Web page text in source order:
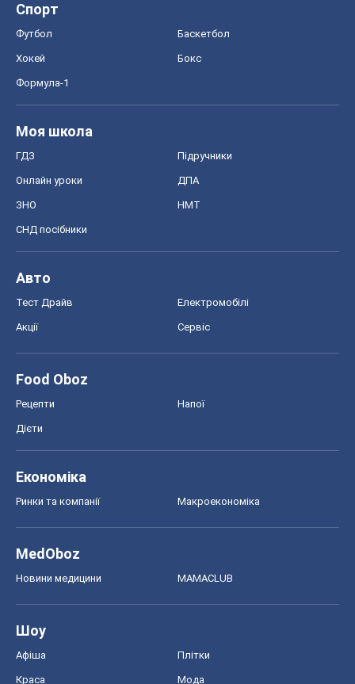
Спорт
Футбол Баскетбол
Хокей Бокс
Формула-1
Моя школа
ГДЗ Підручники
Онлайн уроки ДПА
ЗНО НМТ
СНД посібники
Авто
Тест Драйв Електромобілі
Акції Сервіс
Food Oboz
Рецепти Напої
Дієти
Економіка
Ринки та компанії Макроекономіка
MedOboz
Новини медицини MAMACLUB
Шоу
Афіша Плітки
Краса Мода